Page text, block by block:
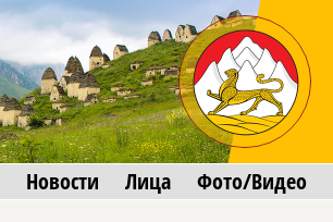
Новости Лица Фото/Видео